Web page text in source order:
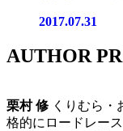
2017.07.31
AUTHOR
栗村 修 くりむら・
格的にロードレー